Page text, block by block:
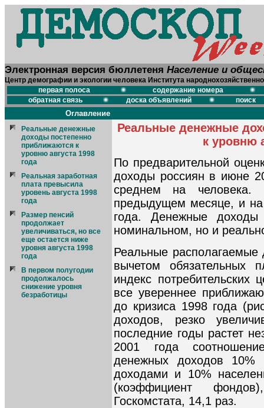
Электронная версия бюллетеня Население и
Центр демографии и экологии человека Института
первая полоса
содержание номера
обратная связь
доска объявлений поиск
Оглавление
Реальные денежные
доходы постепенно
приближаются к
уровню августа 1998
года
Реальная заработная
плата превысила
уровень августа 1998
года
Размер пенсий
продолжает
увеличиваться, но все
еще остается ниже
уровня августа 1998
года
В первом полугодии
продолжалось
снижение уровня
безработицы
Реальные денежные
к уровню
По предварительной
доходы россиян в июне
среднем на
предыдущем месяце, и
года. Денежные
номинальном, но и
Реальные
вычетом обязательных
индекс потребительских
все увереннее
до кризиса 1998 года
доходов, резко
последние годы растет
2001 года
денежных доходов
доходами и 10%
(коэффициент
Госкомстата, 14,1 раз.